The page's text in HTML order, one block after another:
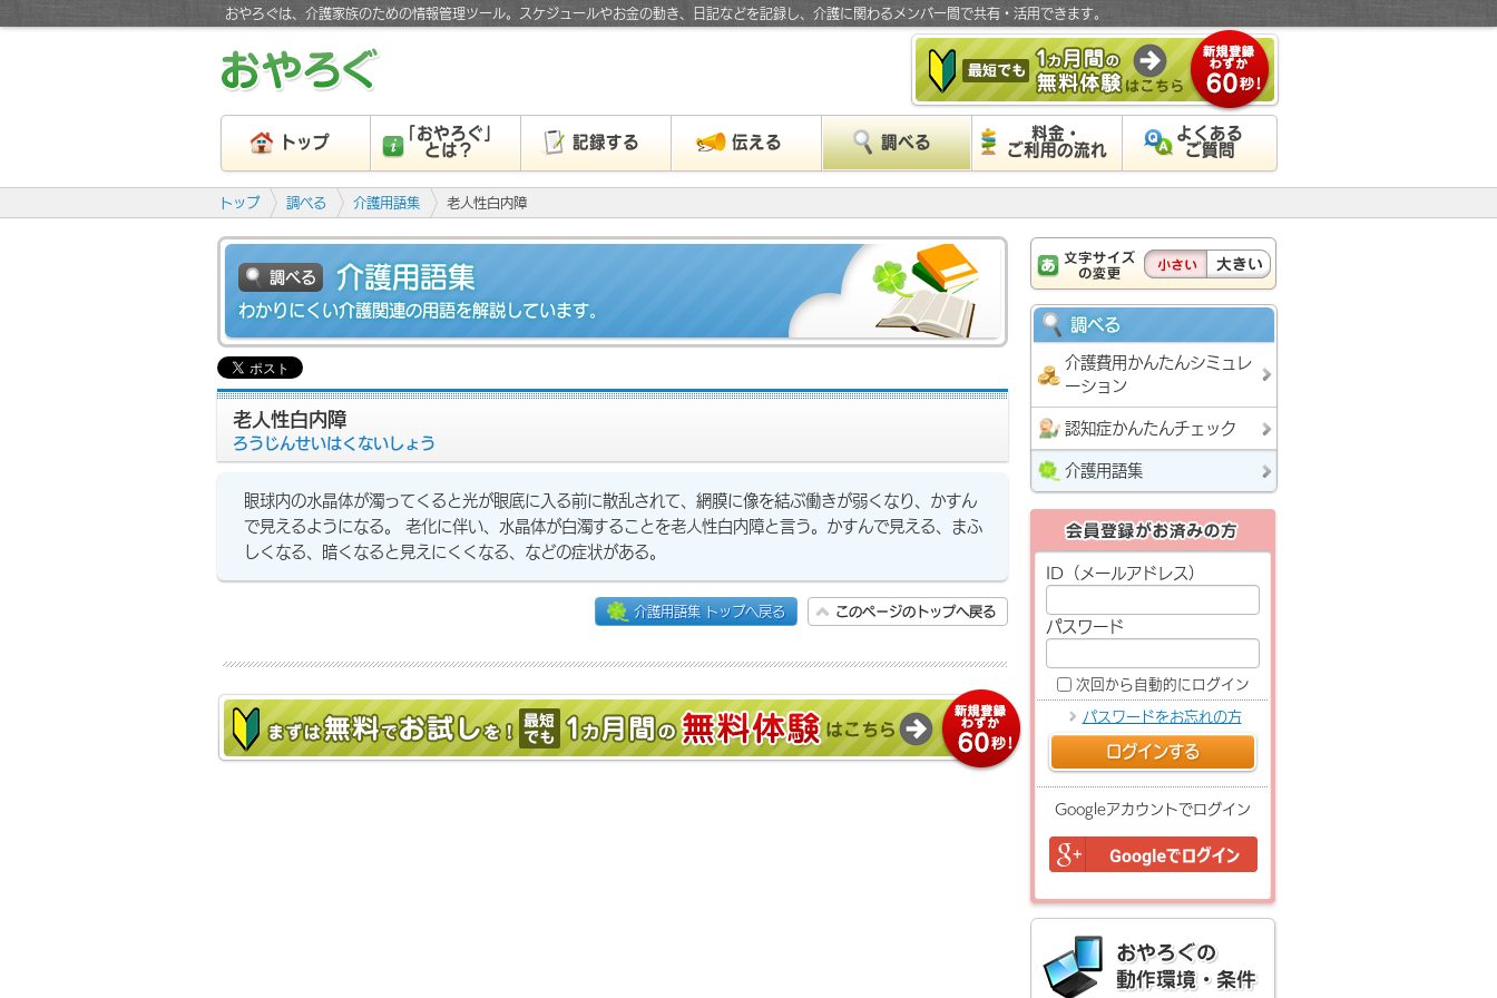
おやろぐは、介護家族のための情報管理ツール。スケジュールやお金の動き、日記などを記録し、介護に関わるメンバー間で共有・活用できます。
トップ
「おやろぐ」
とは？
記録する 伝える 調べる
料金・
ご利用の流れ
よくある
ご質問
トップ 調べる 介護用語集 老人性白内障
調べる 介護用語集
わかりにくい介護関連の用語を解説しています。
老人性白内障
ろうじんせいはくないしょう
眼球内の水晶体が濁ってくると光が眼底に入る前に散乱されて、網膜に像を結ぶ働きが弱くなり、かすん
で見えるようになる。 老化に伴い、水晶体が白濁することを老人性白内障と言う。かすんで見える、まふ
しくなる、暗くなると見えにくくなる、などの症状がある。
介護用語集 トップへ戻る このページのトップへ戻る
調べる
介護費用かんたんシミュレ
ーション
認知症かんたんチェック
介護用語集
ID（メールアドレス）
パスワード
次回から自動的にログイン
パスワードをお忘れの方
ログインする
Googleアカウントでログイン